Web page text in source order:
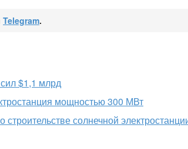
Telegram.
$1,1 млрд
мощностью 300 МВт
солнечной